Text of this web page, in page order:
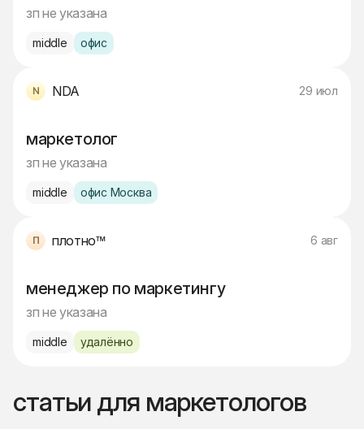
зп не указана
middle офис
NDA 29 июл
маркетолог
зп не указана
middle офис Москва
плотно™ 6 авг
менеджер по маркетингу
зп не указана
middle удалённо
статьи для маркетологов